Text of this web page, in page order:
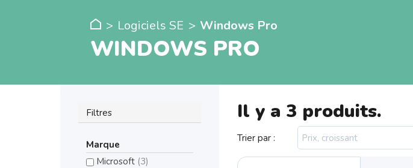
Logiciels SE Windows Pro
WINDOWS PRO
Filtres
Marque
Microsoft (3)
Il y a 3 produits.
Trier par : Prix, croissant